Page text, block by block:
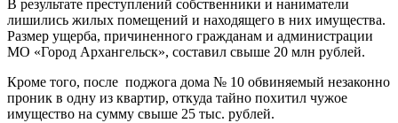
В результате преступлений собственники и наниматели
лишились жилых помещений и находящего в них имущества.
Размер ущерба, причиненного гражданам и администрации
МО «Город Архангельск», составил свыше 20 млн рублей.
Кроме того, после поджога дома № 10 обвиняемый незаконно
проник в одну из квартир, откуда тайно похитил чужое
имущество на сумму свыше 25 тыс. рублей.